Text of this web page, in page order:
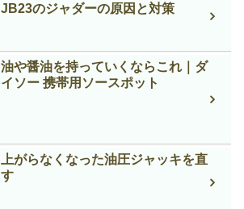
JB23のジャダーの原因と対策
油や醤油を持っていくならこれ｜ダ
イソー 携帯用ソースポット
上がらなくなった油圧ジャッキを直
す